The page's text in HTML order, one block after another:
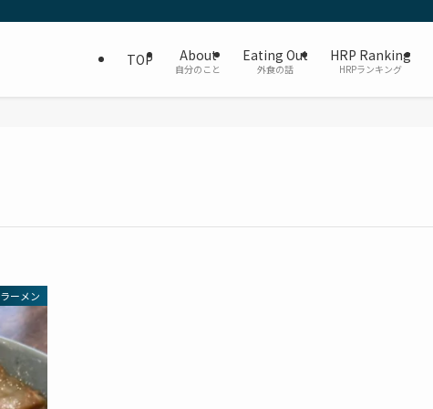
TOP About
自分のこと
Eating Out
外食の話
HRP Ranking
HRPランキング
ラーメン